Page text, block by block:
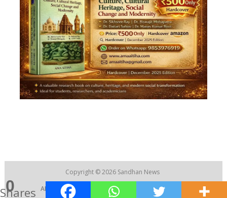
0
Shares
Copyright © 2026 Sandhan News
ABOUT US
CONTACT US RECRUITMENT